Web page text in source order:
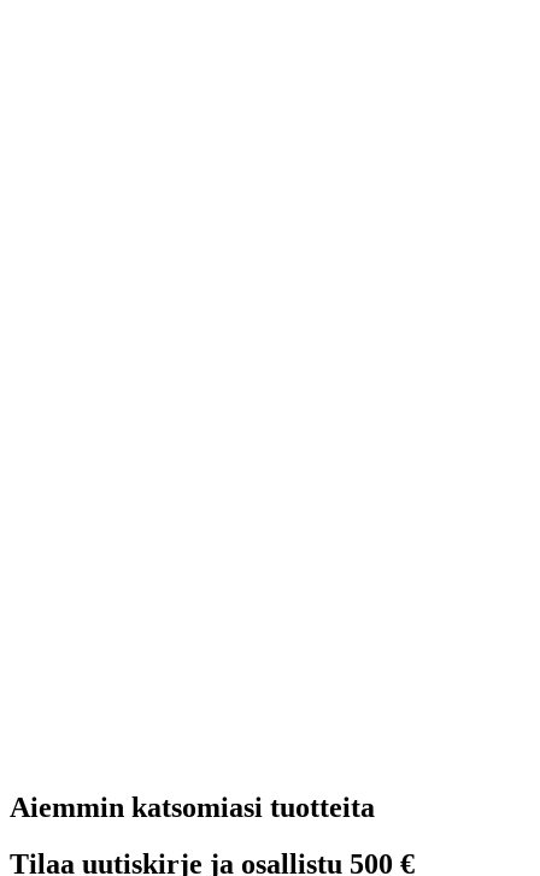
Aiemmin katsomiasi tuotteita
Tilaa uutiskirje ja osallistu 500 €